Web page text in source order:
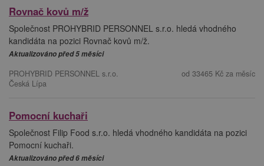
Rovnač kovů m/ž
Společnost PROHYBRID PERSONNEL s.r.o. hledá vhodného
kandidáta na pozici Rovnač kovů m/ž.
Aktualizováno před 5 měsíci
PROHYBRID PERSONNEL s.r.o.
Česká Lípa
od 33465 Kč za měsíc
Pomocní kuchaři
Společnost Filip Food s.r.o. hledá vhodného kandidáta na pozici
Pomocní kuchaři.
Aktualizováno před 6 měsíci